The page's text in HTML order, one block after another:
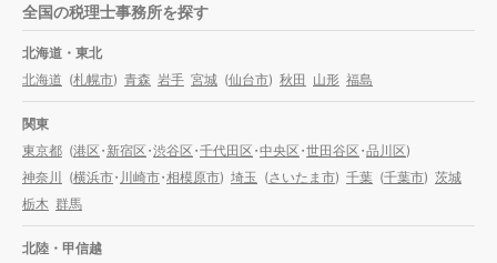
全国の税理士事務所を探す
北海道・東北
北海道 (札幌市) 青森 岩手 宮城 (仙台市) 秋田 山形 福島
関東
東京都 (港区・新宿区・渋谷区・千代田区・中央区・世田谷区・品川区)
神奈川 (横浜市・川崎市・相模原市) 埼玉 (さいたま市) 千葉 (千葉市) 茨城
栃木 群馬
北陸・甲信越